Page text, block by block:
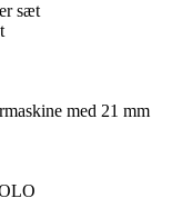
sæt
med 21 mm